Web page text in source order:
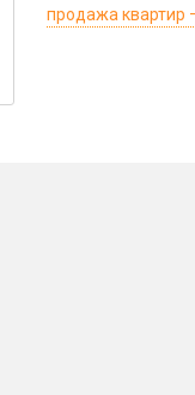
продажа квартир